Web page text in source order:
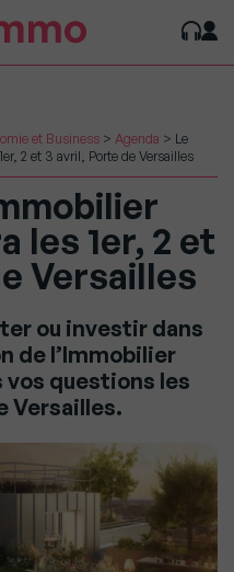
et Business > Agenda > Le
2 et 3 avril, Porte de Versailles
les 1er, 2 et
Versailles
ou investir dans
de l’Immobilier
questions les
Versailles.